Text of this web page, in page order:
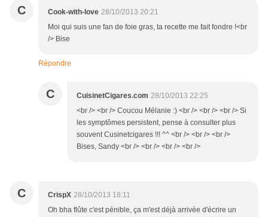
C Cook-with-love 28/10/2013 20:21
Moi qui suis une fan de foie gras, ta recette me fait fondre !<br
/> Bise
Répondre
C CuisinetCigares.com 28/10/2013 22:25
<br /> <br /> Coucou Mélanie :) <br /> <br /> <br /> Si
les symptômes persistent, pense à consulter plus
souvent Cusinetcigares !!! ^^ <br /> <br /> <br />
Bises, Sandy <br /> <br /> <br /> <br />
C CrispX 28/10/2013 18:11
Oh bha flûte c'est pénible, ça m'est déjà arrivée d'écrire un